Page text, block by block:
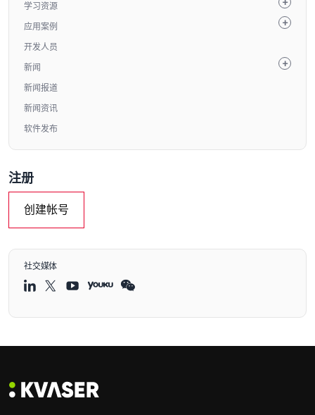
学习资源
应用案例
开发人员
新闻
新闻报道
新闻资讯
软件发布
注册
创建帐号
社交媒体